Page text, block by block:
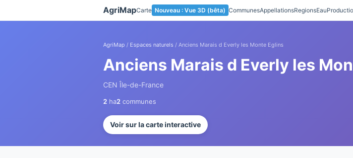
AgriMapCarte Nouveau : Vue 3D (bêta) CommunesAppellationsRegionsEau
AgriMap / Espaces naturels / Anciens Marais d Everly les Monte Eglins
Anciens Marais d Everly les
CEN Île-de-France
2 ha2 communes
Voir sur la carte interactive
Panneau de gestion des cookies